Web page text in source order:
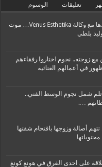
تعليقات الوسوم
بالفيديو: بعد تعاقدها مع وكالة Venus Esthetika… موت
بلطي
مع زوجته.. نجوم اختاروا رفقاءهم
في أعمالهم الغنائية
تلم شمل نجوم الوسط الفني..
….
أصالة وزوجها باقتحام شقتها
على احدى الفرق في هونغ كونغ